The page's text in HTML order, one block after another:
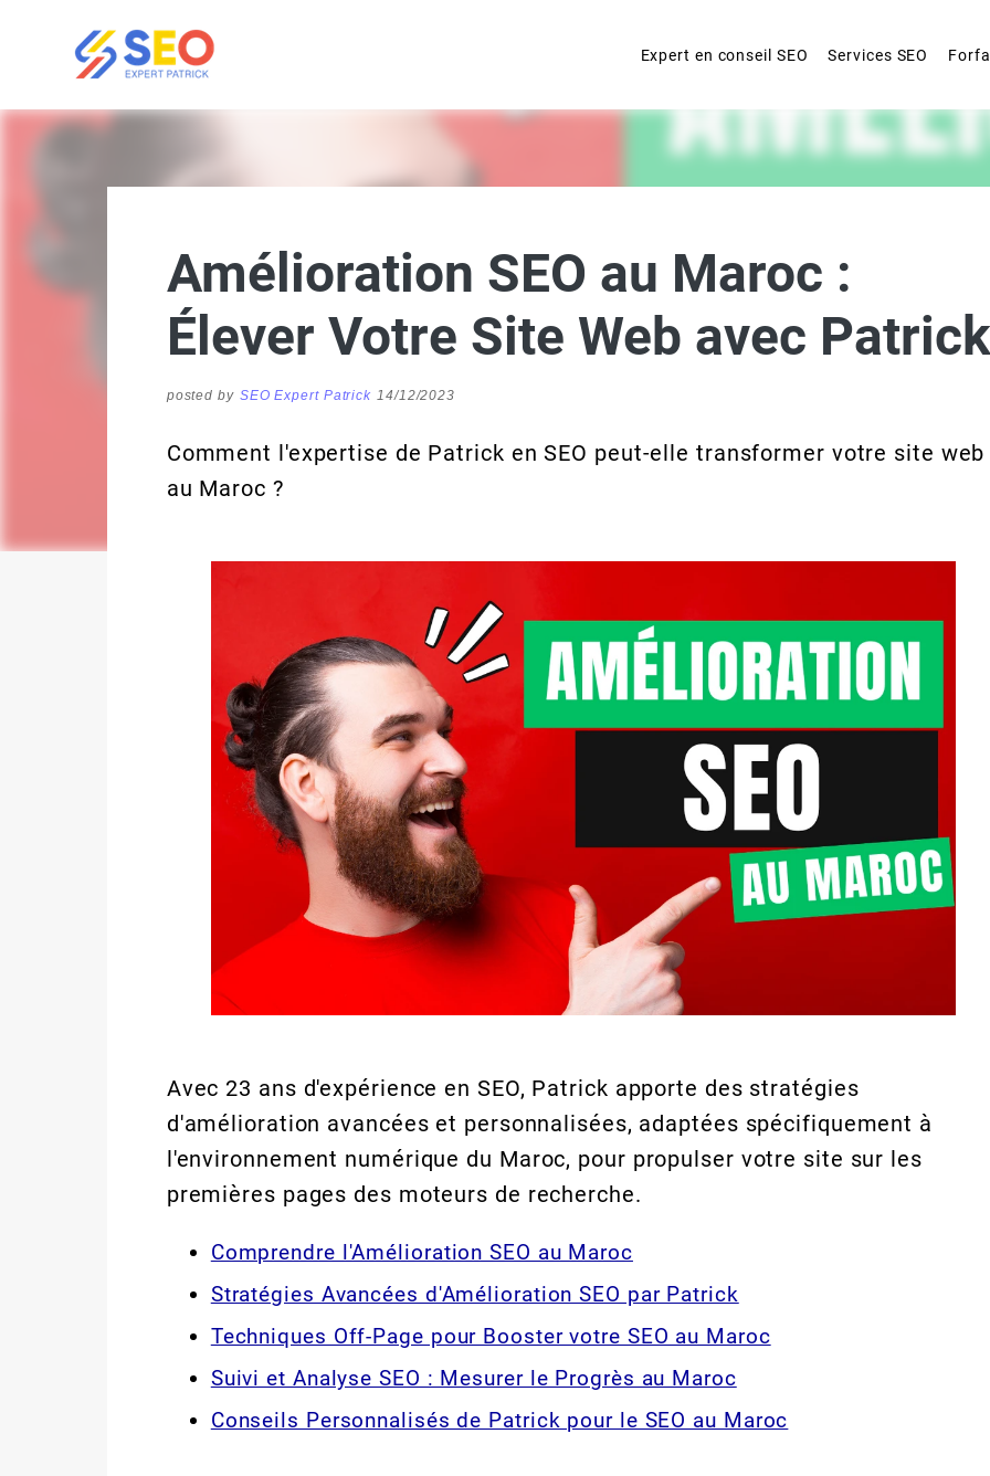
Expert en conseil SEO Services SEO
Amélioration SEO au Maroc :
Élever Votre Site Web avec Patrick
posted by SEO Expert Patrick 14/12/2023
Comment l'expertise de Patrick en SEO peut-elle transformer votre site web
au Maroc ?
Avec 23 ans d'expérience en SEO, Patrick apporte des stratégies
d'amélioration avancées et personnalisées, adaptées spécifiquement à
l'environnement numérique du Maroc, pour propulser votre site sur les
premières pages des moteurs de recherche.
Comprendre l'Amélioration SEO au Maroc
Stratégies Avancées d'Amélioration SEO par Patrick
Techniques Off-Page pour Booster votre SEO au Maroc
Suivi et Analyse SEO : Mesurer le Progrès au Maroc
Conseils Personnalisés de Patrick pour le SEO au Maroc